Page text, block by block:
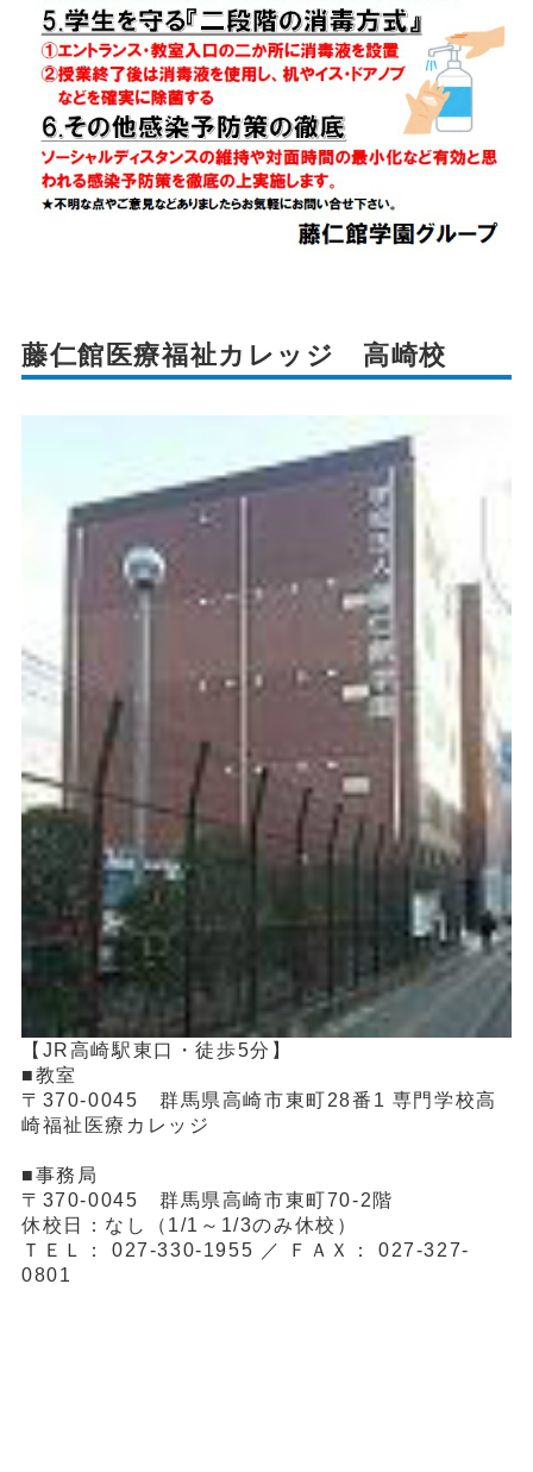
藤仁館医療福祉カレッジ 高崎校
【JR高崎駅東口・徒歩5分】
■教室
〒370-0045 群馬県高崎市東町28番1 専門学校高
崎福祉医療カレッジ
■事務局
〒370-0045 群馬県高崎市東町70-2階
休校日：なし（1/1～1/3のみ休校）
ＴＥＬ： 027-330-1955 ／ ＦＡＸ： 027-327-
0801